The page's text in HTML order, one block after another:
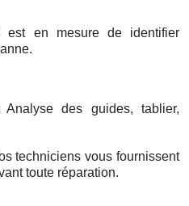
est en mesure de identifier
Analyse des guides, tablier,
techniciens vous fournissent
toute réparation.